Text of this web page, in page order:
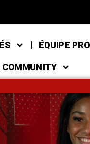
ÉQUIPE PRO
COMMUNITY